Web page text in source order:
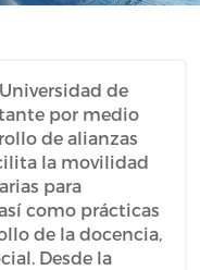
de
por medio
de alianzas
la movilidad
para
como prácticas
de la docencia,
Desde la